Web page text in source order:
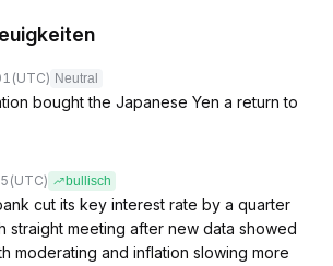
(UTC) Neutral
bought the Japanese Yen a return to
(UTC) bullisch
cut its key interest rate by a quarter
straight meeting after new data showed
moderating and inflation slowing more